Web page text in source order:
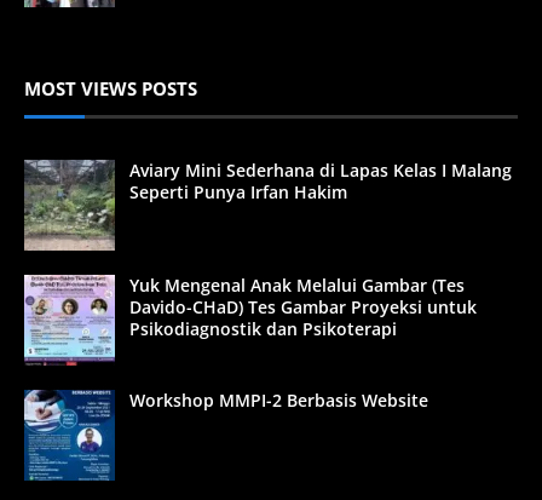
MOST VIEWS POSTS
Aviary Mini Sederhana di Lapas Kelas I Malang
Seperti Punya Irfan Hakim
Yuk Mengenal Anak Melalui Gambar (Tes
Davido-CHaD) Tes Gambar Proyeksi untuk
Psikodiagnostik dan Psikoterapi
Workshop MMPI-2 Berbasis Website